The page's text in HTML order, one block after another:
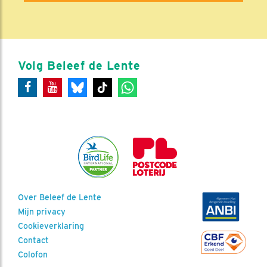
Volg Beleef de Lente
Over Beleef de Lente
Mijn privacy
Cookieverklaring
Contact
Colofon